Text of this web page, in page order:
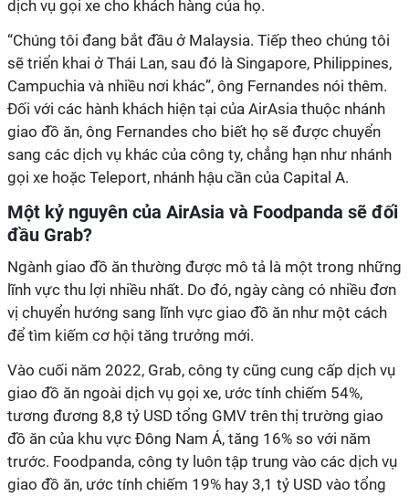
dịch vụ gọi xe cho khách hàng của họ.
“Chúng tôi đang bắt đầu ở Malaysia. Tiếp theo chúng tôi
sẽ triển khai ở Thái Lan, sau đó là Singapore, Philippines,
Campuchia và nhiều nơi khác”, ông Fernandes nói thêm.
Đối với các hành khách hiện tại của AirAsia thuộc nhánh
giao đồ ăn, ông Fernandes cho biết họ sẽ được chuyển
sang các dịch vụ khác của công ty, chẳng hạn như nhánh
gọi xe hoặc Teleport, nhánh hậu cần của Capital A.
Một kỷ nguyên của AirAsia và Foodpanda sẽ đối
đầu Grab?
Ngành giao đồ ăn thường được mô tả là một trong những
lĩnh vực thu lợi nhiều nhất. Do đó, ngày càng có nhiều đơn
vị chuyển hướng sang lĩnh vực giao đồ ăn như một cách
để tìm kiếm cơ hội tăng trưởng mới.
Vào cuối năm 2022, Grab, công ty cũng cung cấp dịch vụ
giao đồ ăn ngoài dịch vụ gọi xe, ước tính chiếm 54%,
tương đương 8,8 tỷ USD tổng GMV trên thị trường giao
đồ ăn của khu vực Đông Nam Á, tăng 16% so với năm
trước. Foodpanda, công ty luôn tập trung vào các dịch vụ
giao đồ ăn, ước tính chiếm 19% hay 3,1 tỷ USD vào tổng